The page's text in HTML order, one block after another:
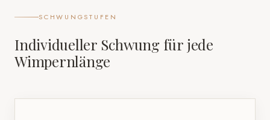
SCHWUNGSTUFEN
Individueller Schwung für jede
Wimpernlänge